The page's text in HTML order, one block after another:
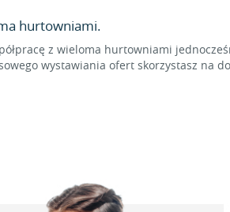
hurtowniami.
z wieloma hurtowniami
wystawiania ofert skorzystasz na